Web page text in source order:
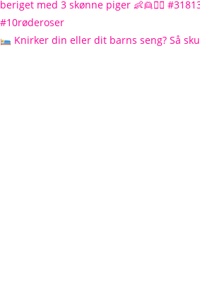
Knirker din eller dit barns seng? Så